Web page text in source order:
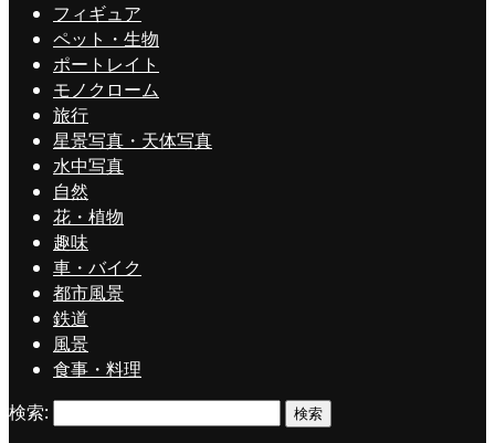
フィギュア
ペット・生物
ポートレイト
モノクローム
旅行
星景写真・天体写真
水中写真
自然
花・植物
趣味
車・バイク
都市風景
鉄道
風景
食事・料理
検索: